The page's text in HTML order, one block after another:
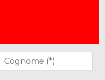
Cognome (*)